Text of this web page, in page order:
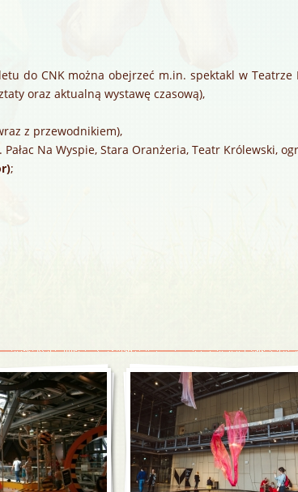
do CNK można obejrzeć m.in. spektakl w Teatrze
oraz aktualną wystawę czasową),
z przewodnikiem),
Pałac Na Wyspie, Stara Oranżeria, Teatr Królewski,
;